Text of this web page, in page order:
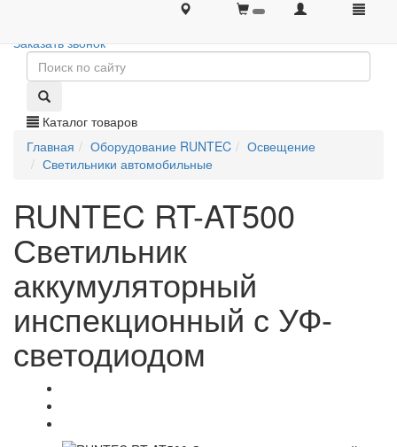
+7 (495) 646-08-66 +7 (495) 646-08-66
Заказать звонок
Каталог товаров
Главная
Оборудование RUNTEC
Освещение
Светильники автомобильные
RUNTEC RT-AT500
Светильник
аккумуляторный
инспекционный с УФ-
светодиодом